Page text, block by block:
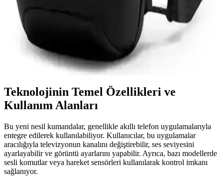
Mark Ryden Lexus MR-7510 USB Şarj Portlu
Omuz Çantası İnceleme ve Özellikleri
Lexus MR-7510, suya dayanıklı Oxford kumaş, USB şarj portu ve
düzenleyici cepleriyle günlük kullanımda pratik ve şık bir omuz
Teknolojinin Temel Özellikleri ve
Kullanım Alanları
Bu yeni nesil kumandalar, genellikle akıllı telefon uygulamalarıyla
entegre edilerek kullanılabiliyor. Kullanıcılar, bu uygulamalar
aracılığıyla televizyonun kanalını değiştirebilir, ses seviyesini
ayarlayabilir ve görüntü ayarlarını yapabilir. Ayrıca, bazı modellerde
sesli komutlar veya hareket sensörleri kullanılarak kontrol imkanı
sağlanıyor.